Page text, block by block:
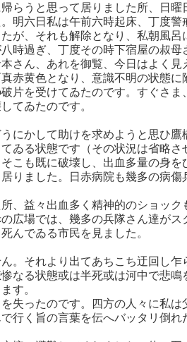
らうと思って居りました所、日
明六日私は午前六時起床、丁度
が、それも解除となり、私朝風
時過ぎ、丁度その時下宿屋の叔母
さん、あれを御覧、今日はよく
赤黄色となり、意識不明の状態
片を受けてゐたのです。すぐさま
てゐたのです。
にかして助けを求めようと思ひ鷹
ゐる状態です（その状況は省略
こも既に破壊し、出血多量の身
りました。日赤病院も幾多の病
、益々出血多く精神的のショック
広場では、幾多の兵隊さん達が
んでゐる市民を見ました。
。それより出てあちこち迂回し
なる状態或は半死或は河中で悲
す。
失ったのです。四方の人々に私は
行く旨の言葉を伝へバッタリ倒れ